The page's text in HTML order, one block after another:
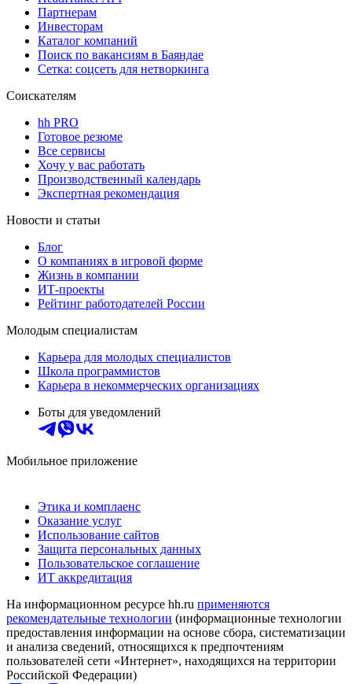
Партнерам
Инвесторам
Каталог компаний
Поиск по вакансиям в Баяндае
Сетка: соцсеть для нетворкинга
Соискателям
hh PRO
Готовое резюме
Все сервисы
Хочу у вас работать
Производственный календарь
Экспертная рекомендация
Новости и статьи
Блог
О компаниях в игровой форме
Жизнь в компании
ИТ-проекты
Рейтинг работодателей России
Молодым специалистам
Карьера для молодых специалистов
Школа программистов
Карьера в некоммерческих организациях
Боты для уведомлений
Мобильное приложение
Этика и комплаенс
Оказание услуг
Использование сайтов
Защита персональных данных
Пользовательское соглашение
ИТ аккредитация
На информационном ресурсе hh.ru применяются
рекомендательные технологии (информационные технологии
предоставления информации на основе сбора, систематизации
и анализа сведений, относящихся к предпочтениям
пользователей сети «Интернет», находящихся на территории
Российской Федерации)